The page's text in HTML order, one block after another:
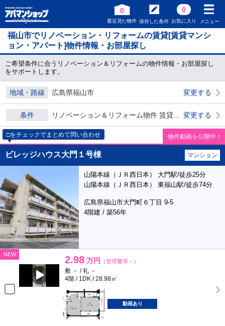
0
最近見た物件 保存した条件
0
お気に入り メニュー
福山市でリノベーション・リフォームの賃貸[賃貸マンシ
ョン・アパート]物件情報・お部屋探し
ご希望条件に合うリノベーション＆リフォームの物件情報・お部屋探し
をサポートします。
地域・路線 広島県福山市 変更する
条件 変更する
□をチェックでまとめて問い合わせ 物件動画を公開中！
ビレッジハウス大門１号棟 マンション
山陽本線（ＪＲ西日本） 大門駅/徒歩25分
山陽本線（ＪＲ西日本） 東福山駅/徒歩74分
広島県福山市大門町６丁目 9-5
4階建 / 築56年
NEW 2.98 万円 （管理費等－）
敷 － / 礼 －
4階 / 1DK / 28.98㎡
動画あり